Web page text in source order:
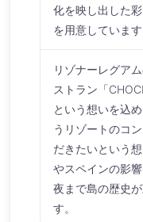
化を映し出した
を用意しています
リゾナーレグア
ストラン「
という想いを込
うリゾートのコ
だきたいという
やスペインの影
夜まで島の歴史
す。